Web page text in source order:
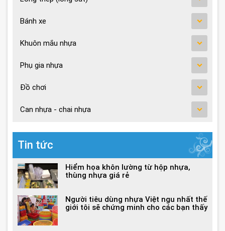
Bánh xe
Khuôn mắu nhựa
Phụ gia nhựa
Đồ chơi
Can nhựa - chai nhựa
Tin tức
Hiểm họa khôn lường từ hộp nhựa,
thùng nhựa giá rẻ
Người tiêu dùng nhựa Việt ngu nhất thế
giới tôi sẽ chứng minh cho các bạn thấy